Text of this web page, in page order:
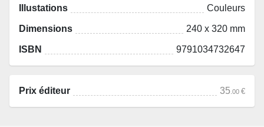
Illustations Couleurs
Dimensions 240 x 320 mm
ISBN 9791034732647
Prix éditeur 35 .00 €